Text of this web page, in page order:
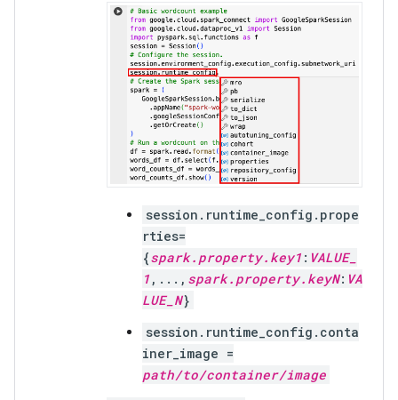
session.runtime_config.prope
rties=
{spark.property.key1 : VALUE_
1 ,..., spark.property.keyN: VA
LUE_N}
session.runtime_config.conta
iner_image =
path/to/container/image